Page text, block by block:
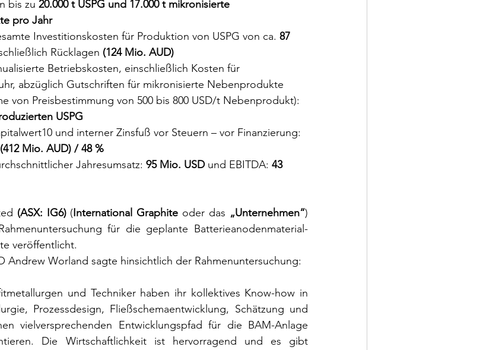
bis zu 20.000 t USPG und 17.000 t mikronisierte
pro Jahr
Investitionskosten für Produktion von USPG von ca. 87
Rücklagen (124 Mio. AUD)
Betriebskosten, einschließlich Kosten für
abzüglich Gutschriften für mikronisierte Nebenprodukte
von Preisbestimmung von 500 bis 800 USD/t Nebenprodukt):
USPG
und interner Zinsfuß vor Steuern – vor Finanzierung:
Mio. AUD) / 48 %
Jahresumsatz: 95 Mio. USD und EBITDA: 43
(ASX: IG6) (International Graphite oder das „Unternehmen“)
veröffentlicht.
Andrew Worland sagte hinsichtlich der Rahmenuntersuchung:
und Techniker haben ihr kollektives Know-how in
Prozessdesign, Fließschemaentwicklung, Schätzung und
vielversprechenden Entwicklungspfad für die BAM-Anlage
Die Wirtschaftlichkeit ist hervorragend und es gibt